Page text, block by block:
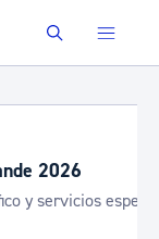
Buscar
especiales